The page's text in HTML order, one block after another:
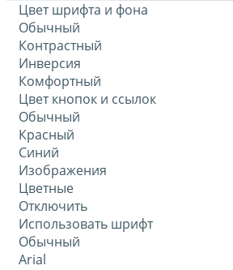
Цвет шрифта и фона
Обычный
Контрастный
Инверсия
Комфортный
Цвет кнопок и ссылок
Обычный
Красный
Синий
Изображения
Цветные
Отключить
Использовать шрифт
Обычный
Arial